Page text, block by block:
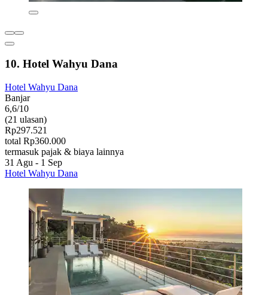
10. Hotel Wahyu Dana
Hotel Wahyu Dana
Banjar
6,6/10
(21 ulasan)
Rp297.521
total Rp360.000
termasuk pajak & biaya lainnya
31 Agu - 1 Sep
Hotel Wahyu Dana